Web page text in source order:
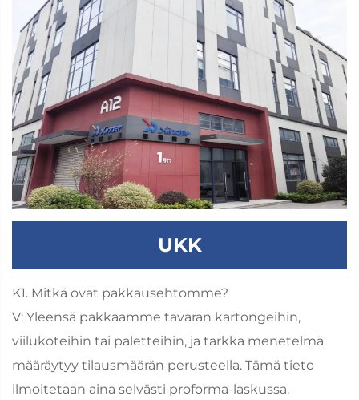
UKK
K1. Mitkä ovat pakkausehtomme?
V: Yleensä pakkaamme tavaran kartongeihin,
viilukoteihin tai paletteihin, ja tarkka menetelmä
määräytyy tilausmäärän perusteella. Tämä tieto
ilmoitetaan aina selvästi proforma-laskussa.